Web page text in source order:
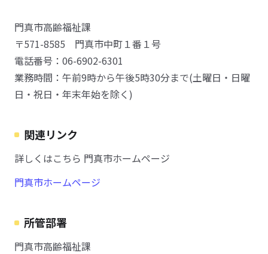
門真市高齢福祉課
〒571-8585 門真市中町１番１号
電話番号：06-6902-6301
業務時間：午前9時から午後5時30分まで(土曜日・日曜
日・祝日・年末年始を除く)
関連リンク
詳しくはこちら 門真市ホームページ
門真市ホームページ
所管部署
門真市高齢福祉課